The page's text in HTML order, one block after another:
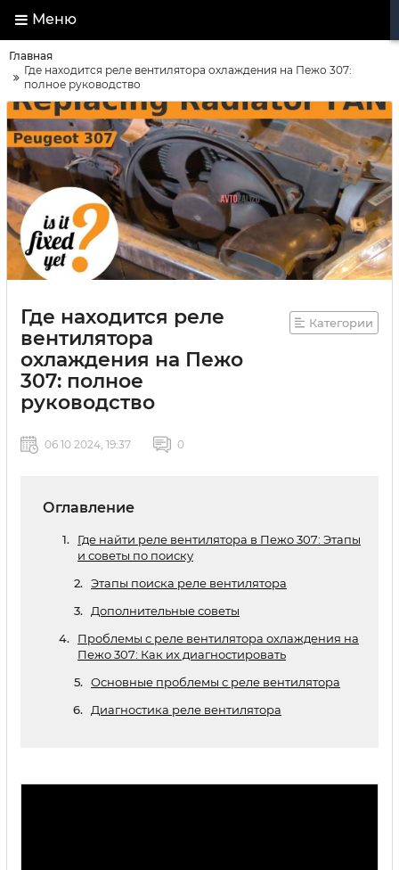
Меню
Главная
Где находится реле вентилятора охлаждения на Пежо 307:
полное руководство
Где находится реле
вентилятора
охлаждения на Пежо
307: полное
руководство
Категории
06 10 2024, 19:37 0
Оглавление
Где найти реле вентилятора в Пежо 307: Этапы
и советы по поиску
Этапы поиска реле вентилятора
Дополнительные советы
Проблемы с реле вентилятора охлаждения на
Пежо 307: Как их диагностировать
Основные проблемы с реле вентилятора
Диагностика реле вентилятора